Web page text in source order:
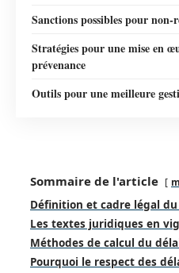
Sanctions possibles pour non-
Stratégies pour une mise en
prévenance
Outils pour une meilleure
Sommaire de l'article
Définition et cadre légal
Les textes juridiques en
Méthodes de calcul du
Pourquoi le respect des